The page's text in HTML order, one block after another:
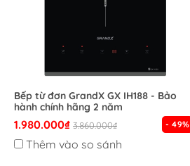
Bếp từ đơn GrandX GX IH188 - Bảo
hành chính hãng 2 năm
1.980.000₫ 3.860.000₫ - 49%
Thêm vào so sánh